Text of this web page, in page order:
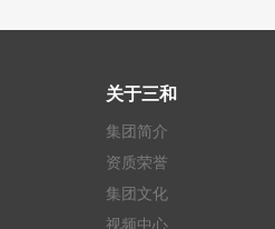
关于三和
集团简介
资质荣誉
集团文化
视频中心